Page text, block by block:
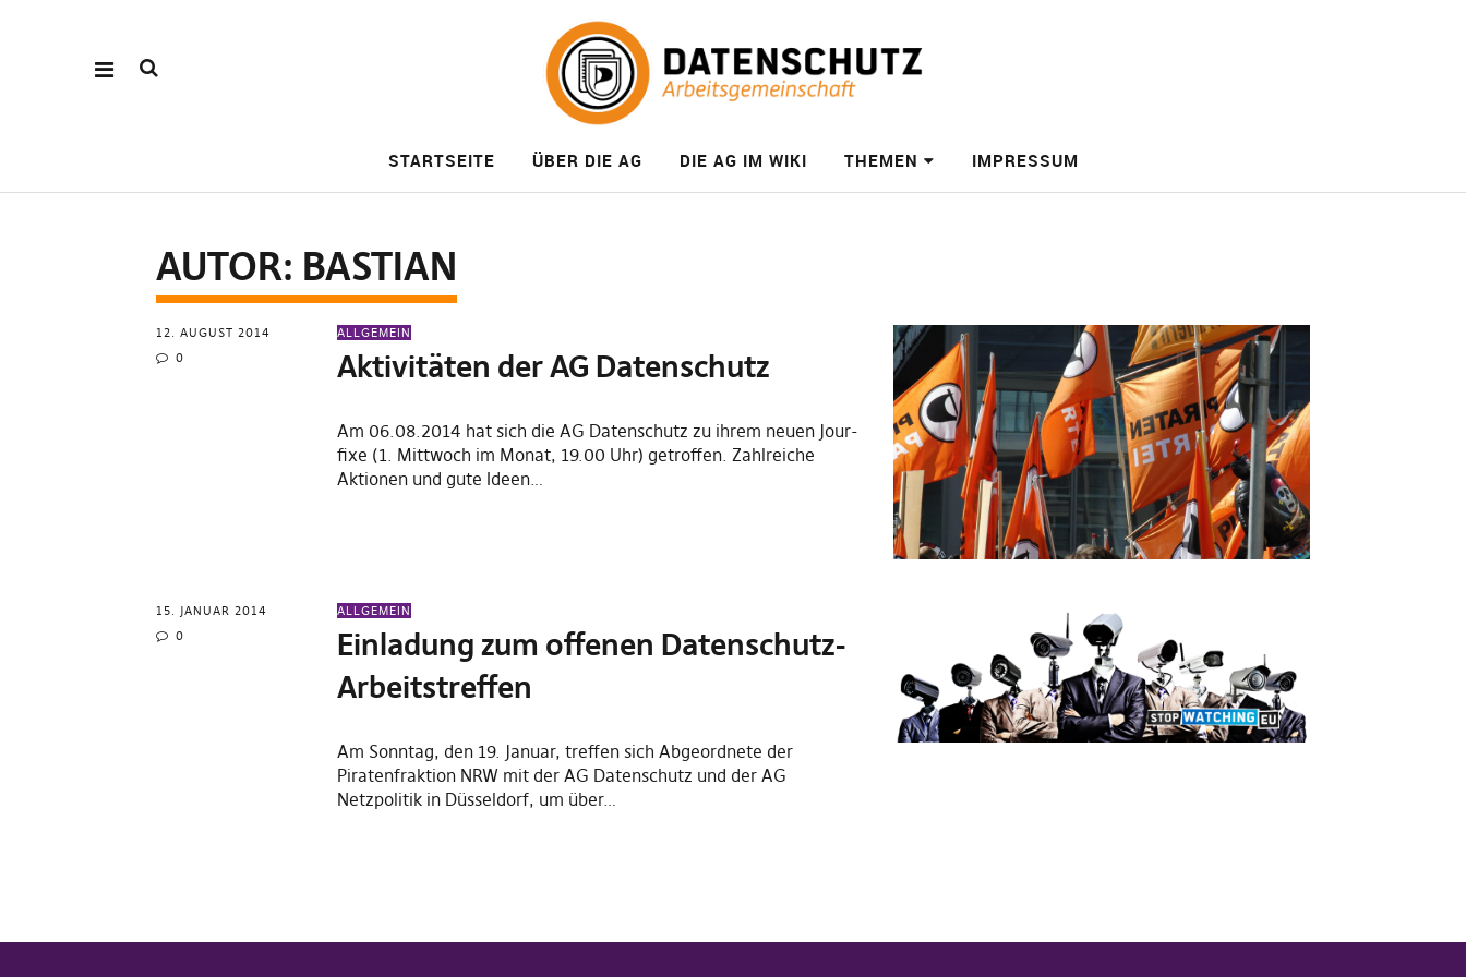
STARTSEITE ÜBER DIE AG DIE AG IM WIKI THEMEN IMPRESSUM
AUTOR: BASTIAN
12. AUGUST 2014
0
ALLGEMEIN
Aktivitäten der AG Datenschutz
Am 06.08.2014 hat sich die AG Datenschutz zu ihrem neuen Jour-
fixe (1. Mittwoch im Monat, 19.00 Uhr) getroffen. Zahlreiche
Aktionen und gute Ideen…
15. JANUAR 2014
0
ALLGEMEIN
Einladung zum offenen Datenschutz-
Arbeitstreffen
Am Sonntag, den 19. Januar, treffen sich Abgeordnete der
Piratenfraktion NRW mit der AG Datenschutz und der AG
Netzpolitik in Düsseldorf, um über…